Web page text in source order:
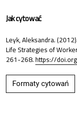
Jak cytować
Leyk, Aleksandra.
Life Strategies of
261-268.https://
Formaty cytowań